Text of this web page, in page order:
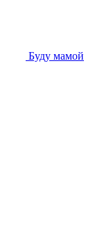
Буду мамой